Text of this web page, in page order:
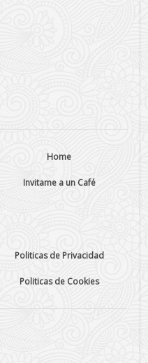
Home
Invitame a un Café
Politicas de Privacidad
Politicas de Cookies